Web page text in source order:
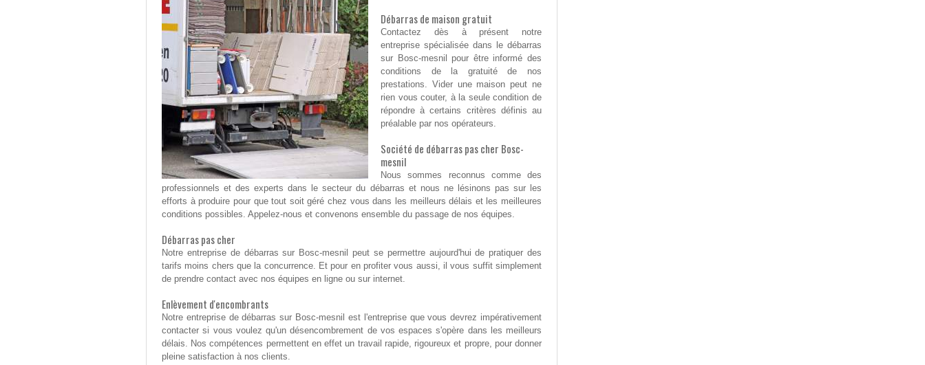
Débarras de maison gratuit
Contactez dès à présent notre
entreprise spécialisée dans le débarras
sur Bosc-mesnil pour être informé des
conditions de la gratuité de nos
prestations. Vider une maison peut ne
rien vous couter, à la seule condition de
répondre à certains critères définis au
préalable par nos opérateurs.
Société de débarras pas cher Bosc-
mesnil
Nous sommes reconnus comme des
professionnels et des experts dans le secteur du débarras et nous ne lésinons pas sur les
efforts à produire pour que tout soit géré chez vous dans les meilleurs délais et les meilleures
conditions possibles. Appelez-nous et convenons ensemble du passage de nos équipes.
Débarras pas cher
Notre entreprise de débarras sur Bosc-mesnil peut se permettre aujourd'hui de pratiquer des
tarifs moins chers que la concurrence. Et pour en profiter vous aussi, il vous suffit simplement
de prendre contact avec nos équipes en ligne ou sur internet.
Enlèvement d'encombrants
Notre entreprise de débarras sur Bosc-mesnil est l'entreprise que vous devrez impérativement
contacter si vous voulez qu'un désencombrement de vos espaces s'opère dans les meilleurs
délais. Nos compétences permettent en effet un travail rapide, rigoureux et propre, pour donner
pleine satisfaction à nos clients.